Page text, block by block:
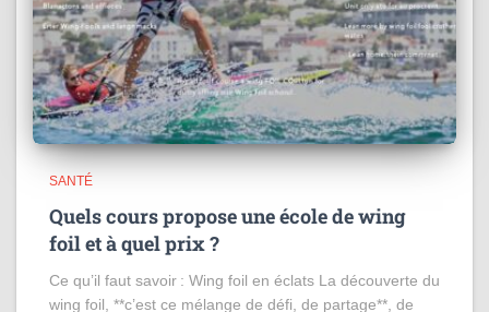
SANTÉ
Quels cours propose une école de wing
foil et à quel prix ?
Ce qu’il faut savoir : Wing foil en éclats La découverte du
wing foil, **c’est ce mélange de défi, de partage**, de